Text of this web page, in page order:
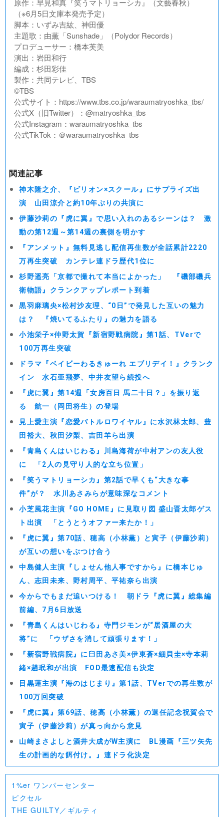
原作：早見和真『笑うマトリョーシカ』（文藝春秋）
（※6月5日文庫本発売予定）
脚本：いずみ吉紘、神田優
主題歌：由薫「Sunshade」（Polydor Records）
プロデューサー：橋本芙美
演出：岩田和行
編成：杉田彩佳
製作：共同テレビ、TBS
©︎TBS
公式サイト：https://www.tbs.co.jp/waraumatryoshka_tbs/
公式X（旧Twitter）：@matryoshka_tbs
公式Instagram：waraumatryoshka_tbs
公式TikTok：＠waraumatryoshka_tbs
関連記事
神木隆之介、『ビリオン×スクール』にサプライズ出
演 山田涼介と約10年ぶりの共演に
伊藤沙莉の『虎に翼』で思い入れのあるシーンは？ 激
動の第12週～第14週の裏側を明かす
『アンメット』無料見逃し配信再生数が全話累計2220
万再生突破 カンテレ連ドラ歴代1位に
杉野遥亮「京都で撮れて本当によかった」 『磯部磯兵
衛物語』クランクアップレポート到着
黒羽麻璃央×松村沙友理、“0日”で発見した互いの魅力
は？ 『焼いてるふたり』の魅力を語る
小池栄子×仲野太賀『新宿野戦病院』第1話、TVerで
100万再生突破
ドラマ『ベイビーわるきゅーれ エブリデイ！』クランク
イン 水石亜飛夢、中井友望ら続投へ
『虎に翼』第14週「女房百日 馬二十日？」を振り返
る 航一（岡田将生）の登場
見上愛主演『恋愛バトルロワイヤル』に水沢林太郎、豊
田裕大、秋田汐梨、吉田羊ら出演
『青島くんはいじわる』川島海荷が中村アンの友人役
に 「2人の見守り人的な立ち位置」
『笑うマトリョーシカ』第2話で早くも“大きな事
件”が？ 水川あさみらが意味深なコメント
小芝風花主演『GO HOME』に見取り図 盛山晋太郎ゲス
ト出演 「とうとうオファー来たか！」
『虎に翼』第70話、穂高（小林薫）と寅子（伊藤沙莉）
が互いの想いをぶつけ合う
中島健人主演『しょせん他人事ですから』に橋本じゅ
ん、志田未来、野村周平、平祐奈ら出演
今からでもまだ追いつける！ 朝ドラ『虎に翼』総集編
前編、7月6日放送
『青島くんはいじわる』寺門ジモンが“居酒屋の大
将”に 「ウザさを消して頑張ります！」
『新宿野戦病院』に臼田あさ美×伊東蒼×細貝圭×寺本莉
緒×趙珉和が出演 FOD最速配信も決定
目黒蓮主演『海のはじまり』第1話、TVerでの再生数が
100万回突破
『虎に翼』第69話、穂高（小林薫）の退任記念祝賀会で
寅子（伊藤沙莉）が真っ向から意見
山崎まさよしと酒井大成がW主演に BL漫画『三ツ矢先
生の計画的な餌付け。』連ドラ化決定
1%er ワンパーセンター
ピクセル
THE GUILTY／ギルティ